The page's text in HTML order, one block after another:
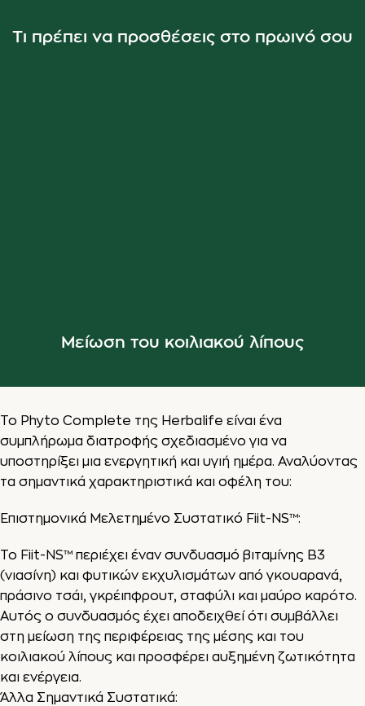
Τι πρέπει να προσθέσεις στο πρωινό σου
Μείωση του κοιλιακού λίπους
Το Phyto Complete της Herbalife είναι ένα
συμπλήρωμα διατροφής σχεδιασμένο για να
υποστηρίξει μια ενεργητική και υγιή ημέρα. Αναλύοντας
τα σημαντικά χαρακτηριστικά και οφέλη του:
Επιστημονικά Μελετημένο Συστατικό Fiit-NS™:
Το Fiit-NS™ περιέχει έναν συνδυασμό βιταμίνης B3
(νιασίνη) και φυτικών εκχυλισμάτων από γκουαρανά,
πράσινο τσάι, γκρέιπφρουτ, σταφύλι και μαύρο καρότο.
Αυτός ο συνδυασμός έχει αποδειχθεί ότι συμβάλλει
στη μείωση της περιφέρειας της μέσης και του
κοιλιακού λίπους και προσφέρει αυξημένη ζωτικότητα
και ενέργεια.
Άλλα Σημαντικά Συστατικά: